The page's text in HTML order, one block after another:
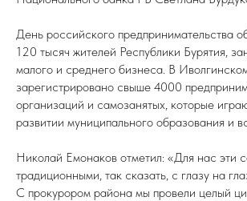
День российского предпринимательства
120 тысяч жителей Республики Бурятия,
малого и среднего бизнеса. В
зарегистрировано свыше 4000
организаций и самозанятых, которые
развитии муниципального образования и
Николай Емонаков отметил: «Для нас эти
традиционными, так сказать, с глазу на
С прокурором района мы провели целый